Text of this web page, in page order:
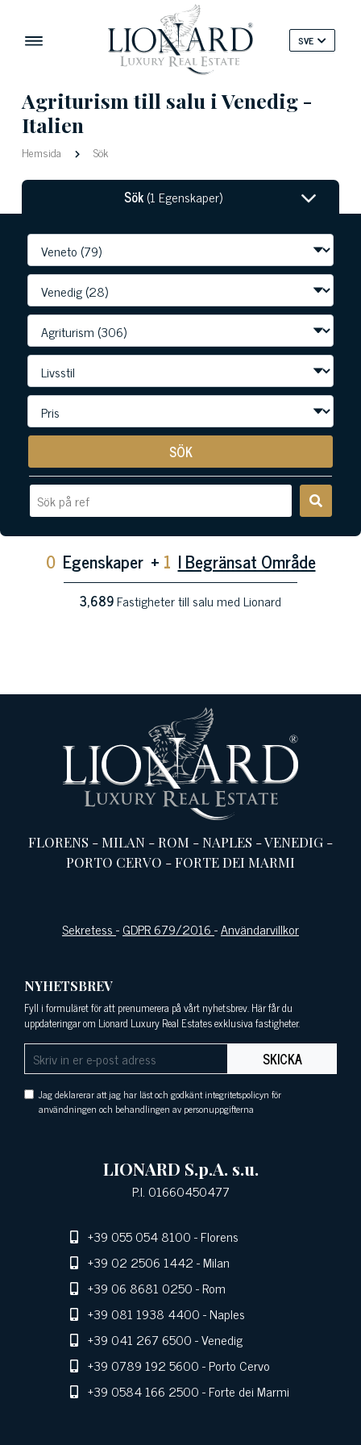
SVE
Agriturism till salu i Venedig -
Italien
Hemsida Sök
Sök(1 Egenskaper)
SÖK
0 Egenskaper + 1 I Begränsat Område
3,689Fastigheter till salu med Lionard
FLORENS -MILAN -ROM -NAPLES -VENEDIG -
PORTO CERVO -FORTE DEI MARMI
Sekretess-GDPR 679/2016-Användarvillkor
NYHETSBREV
Fyll i formuläret för att prenumerera på vårt nyhetsbrev. Här får du
uppdateringar om Lionard Luxury Real Estates exklusiva fastigheter.
SKICKA
Jag deklarerar att jag har läst och godkänt integritetspolicyn för
användningen och behandlingen av personuppgifterna
LIONARD S.p.A. s.u.
P.I. 01660450477
+39 055 054 8100- Florens
+39 02 2506 1442- Milan
+39 06 8681 0250- Rom
+39 081 1938 4400- Naples
+39 041 267 6500- Venedig
+39 0789 192 5600- Porto Cervo
+39 0584 166 2500- Forte dei Marmi